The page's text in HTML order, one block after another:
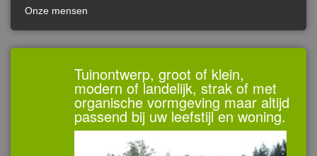
Onze mensen
Tuinontwerp, groot of klein,
modern of landelijk, strak of met
organische vormgeving maar altijd
passend bij uw leefstijl en woning.